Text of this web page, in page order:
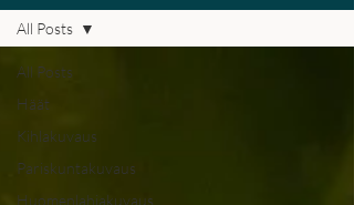
All Posts
Häät
Kihlakuvaus
Pariskuntakuvaus
Huomenlahjakuvaus
All Posts